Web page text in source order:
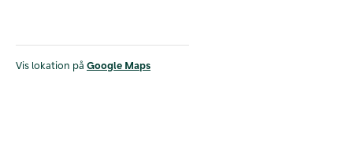
Vis lokation på Google Maps